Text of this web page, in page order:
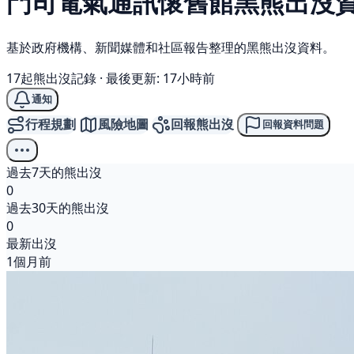
基於政府機構、新聞媒體和社區報告整理的黑熊出沒資料。
17起熊出沒記錄 · 最後更新: 17小時前
通知
行程規劃 風險地圖 回報熊出沒 回報資料問題
過去7天的熊出沒
0
過去30天的熊出沒
0
最新出沒
1個月前